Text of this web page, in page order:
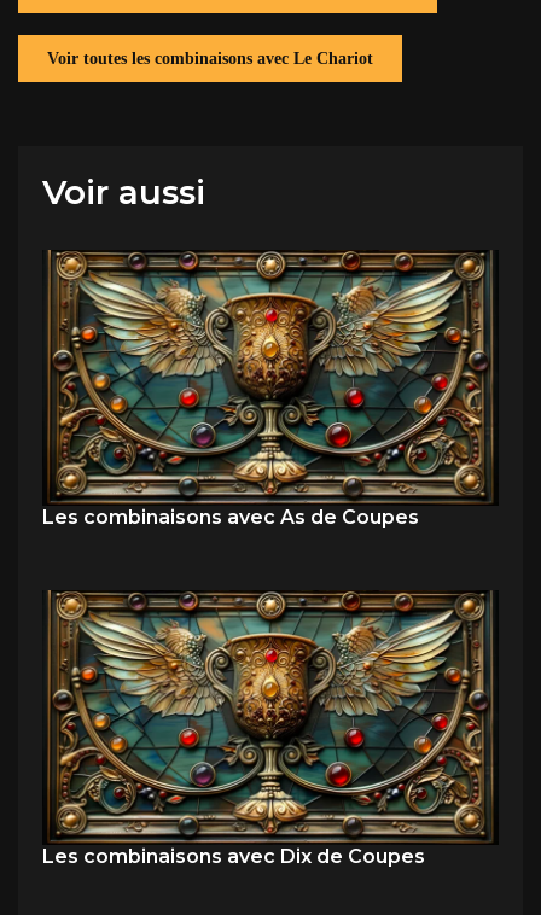
Voir toutes les combinaisons avec Le Chariot
Voir aussi
Les combinaisons avec As de Coupes
Les combinaisons avec Dix de Coupes